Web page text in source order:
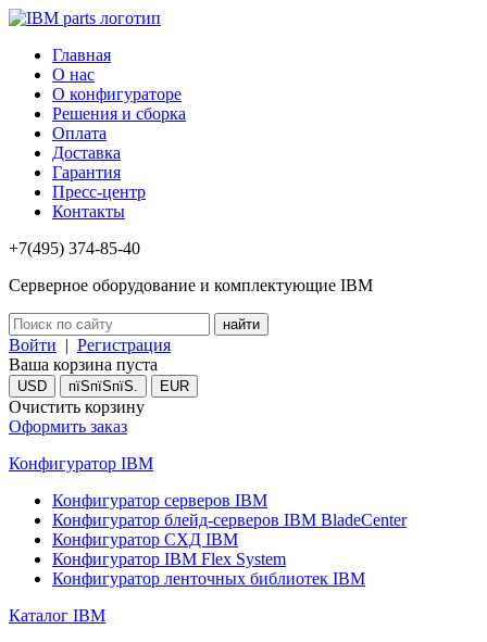
Главная
О нас
О конфигураторе
Решения и сборка
Оплата
Доставка
Гарантия
Пресс-центр
Контакты
+7(495) 374-85-40
Серверное оборудование и комплектующие IBM
Войти | Регистрация
Ваша корзина пуста
USD пїЅпїЅпїЅ. EUR
Очистить корзину
Оформить заказ
Конфигуратор IBM
Конфигуратор серверов IBM
Конфигуратор блейд-серверов IBM BladeCenter
Конфигуратор СХД IBM
Конфигуратор IBM Flex System
Конфигуратор ленточных библиотек IBM
Каталог IBM